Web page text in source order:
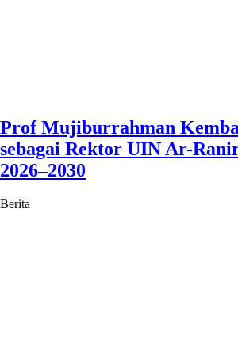
Prof Mujiburrahman
sebagai Rektor UIN Ar-
2026–2030
Berita